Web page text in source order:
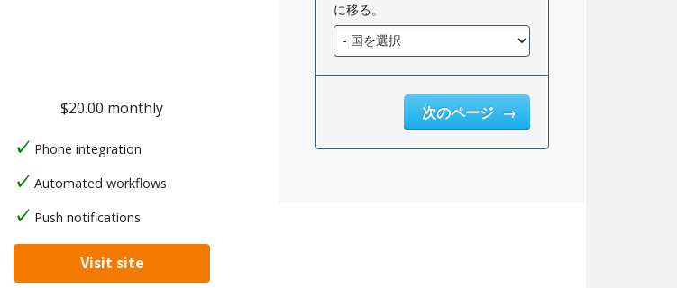
$20.00 monthly
Phone integration
Automated workflows
Push notifications
Visit site
に移る。
次のページ